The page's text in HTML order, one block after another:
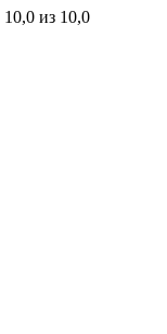
10,0 из 10,0